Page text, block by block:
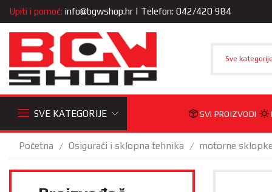
Upiti i pomoć: info@bgwshop.hr | Telefon: 042/420 984
Sve
SVE KATEGORIJE SVI PROIZVODI
Početna / Osigurači i sklopna tehnika / motorne